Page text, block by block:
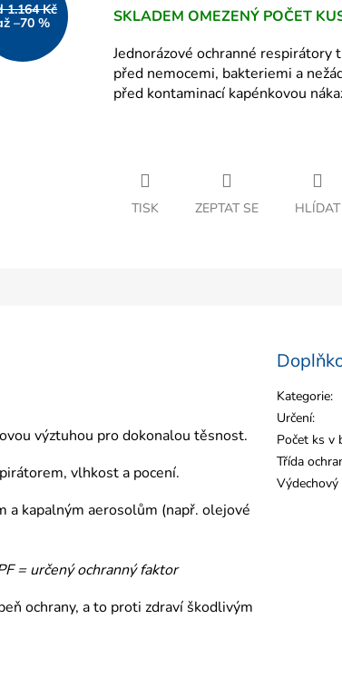
1.164 Kč
–70 %
SKLADEM OMEZENÝ POČET
Jednorázové ochranné respirátory
před nemocemi, bakteriemi a
před kontaminací kapénkovou
TISK ZEPTAT SE HLÍDAT
výztuhou pro dokonalou těsnost.
vlhkost a pocení.
a kapalným aerosolům (např. olejové
= určený ochranný faktor
ochrany, a to proti zdraví škodlivým
Kategorie:
Určení:
Počet ks v
Třída